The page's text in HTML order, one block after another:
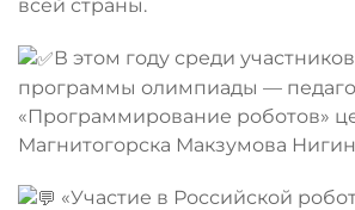
всей страны.
В этом году среди
программы олимпиады —
«Программирование роботов»
Магнитогорска Макзумова
«Участие в Российской